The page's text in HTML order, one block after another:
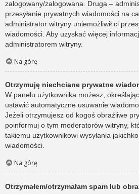
zalogowany/zalogowana. Druga –
przesyłanie prywatnych wiadomości na
administrator witryny uniemożliwił ci
wiadomości. Aby uzyskać więcej
administratorem witryny.
Na górę
Otrzymuję niechciane prywatne
W panelu użytkownika możesz,
ustawić automatyczne usuwanie
Jeżeli otrzymujesz od kogoś obraźliwe
poinformuj o tym moderatorów witryny,
takiemu użytkownikowi wysyłania
wiadomości.
Na górę
Otrzymałem/otrzymałam spam lub